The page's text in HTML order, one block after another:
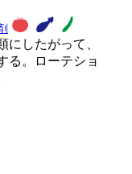
したがって、
る。ローテショ